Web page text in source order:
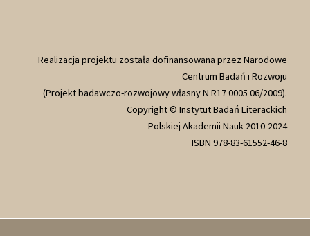
Realizacja projektu została dofinansowana przez Narodowe
Centrum Badań i Rozwoju
(Projekt badawczo-rozwojowy własny N R17 0005 06/2009).
Copyright © Instytut Badań Literackich
Polskiej Akademii Nauk 2010-2024
ISBN 978-83-61552-46-8